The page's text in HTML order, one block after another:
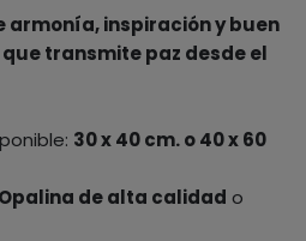
armonía, inspiración y buen
transmite paz desde el
30 x 40 cm. o 40 x 60
Opalina de alta calidad o